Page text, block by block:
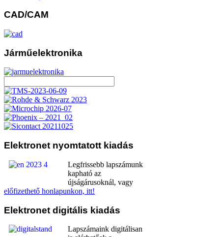
CAD/CAM
Járműelektronika
Elektronet nyomtatott kiadás
Legfrissebb lapszámunk
kapható az
újságárusoknál, vagy
előfizethető honlapunkon, itt!
Elektronet digitális kiadás
Lapszámaink digitálisan